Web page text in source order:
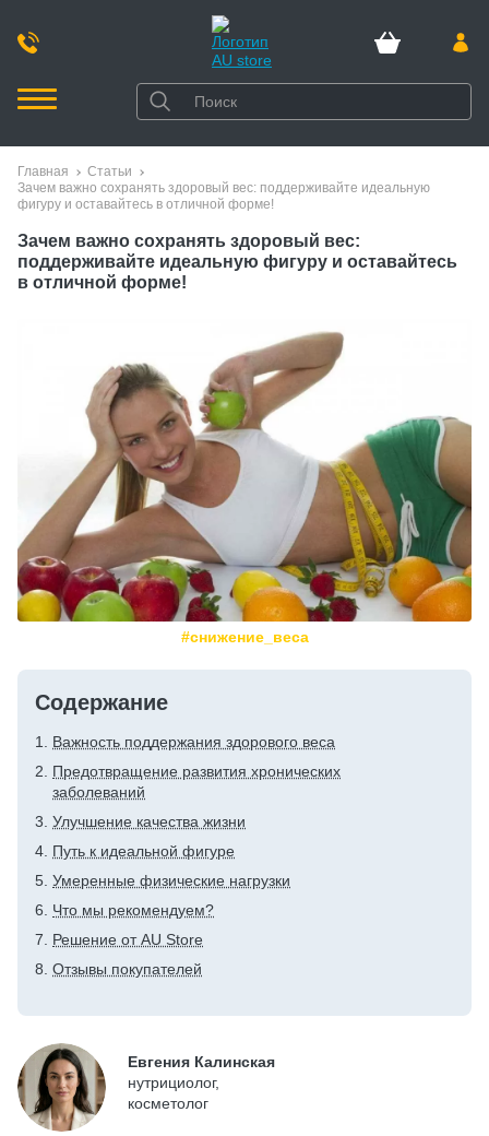
Главная
Статьи
Зачем важно сохранять здоровый вес: поддерживайте идеальную
фигуру и оставайтесь в отличной форме!
Зачем важно сохранять здоровый вес:
поддерживайте идеальную фигуру и оставайтесь
в отличной форме!
#снижение_веса
Содержание
Важность поддержания здорового веса
Предотвращение развития хронических
заболеваний
Улучшение качества жизни
Путь к идеальной фигуре
Умеренные физические нагрузки
Что мы рекомендуем?
Решение от AU Store
Отзывы покупателей
Евгения Калинская
нутрициолог,
косметолог